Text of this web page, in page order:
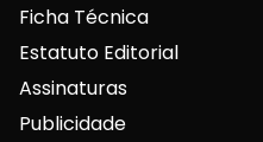
Ficha Técnica
Estatuto Editorial
Assinaturas
Publicidade